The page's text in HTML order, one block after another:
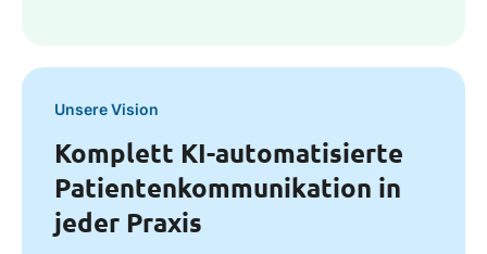
Unsere Vision
Komplett KI-automatisierte
Patientenkommunikation in
jeder Praxis